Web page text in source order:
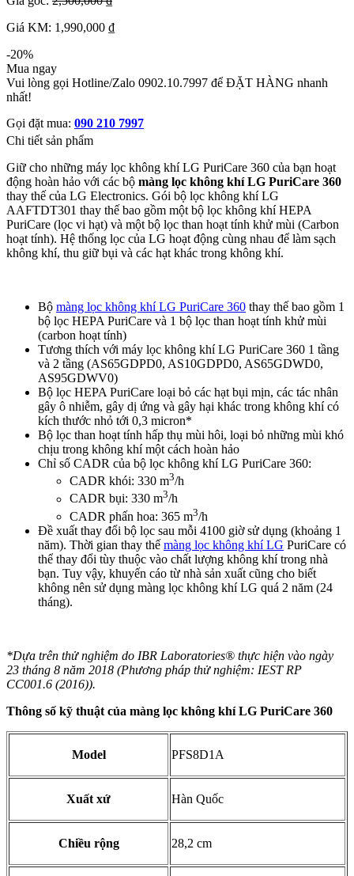
Giá KM: 1,990,000 ₫
-20%
Mua ngay
Vui lòng gọi Hotline/Zalo 0902.10.7997 để ĐẶT HÀNG nhanh
nhất!
Gọi đặt mua: 090 210 7997
Chi tiết sản phẩm
Giữ cho những máy lọc không khí LG PuriCare 360 ​​của bạn hoạt
động hoàn hảo với các bộ màng lọc không khí LG PuriCare 360
thay thế của LG Electronics. Gói bộ lọc không khí LG
AAFTDT301 thay thế bao gồm một bộ lọc không khí HEPA
PuriCare (lọc vi hạt) và một bộ lọc than hoạt tính khử mùi (Carbon
hoạt tính). Hệ thống lọc của LG hoạt động cùng nhau để làm sạch
không khí, thu giữ bụi và các hạt khác trong không khí.
Bộ màng lọc không khí LG PuriCare 360 thay thế bao gồm 1
bộ lọc HEPA PuriCare và 1 bộ lọc than hoạt tính khử mùi
(carbon hoạt tính)
Tương thích với máy lọc không khí LG PuriCare 360 1 tầng
và 2 tầng (AS65GDPD0, AS10GDPD0, AS65GDWD0,
AS95GDWV0)
Bộ lọc HEPA PuriCare loại bỏ các hạt bụi mịn, các tác nhân
gây ô nhiễm, gây dị ứng và gây hại khác trong không khí có
kích thước nhỏ tới 0,3 micron*
Bộ lọc than hoạt tính hấp thụ mùi hôi, loại bỏ những mùi khó
chịu trong không khí một cách hoàn hảo
Chỉ số CADR của bộ lọc không khí LG PuriCare 360:
CADR khói: 330 m3/h
CADR bụi: 330 m3/h
CADR phấn hoa: 365 m3/h
Đề xuất thay đổi bộ lọc sau mỗi 4100 giờ sử dụng (khoảng 1
năm). Thời gian thay thế màng lọc không khí LG PuriCare có
thể thay đổi tùy thuộc vào chất lượng không khí trong nhà
bạn. Tuy vậy, khuyến cáo từ nhà sản xuất cũng cho biết
không nên sử dụng màng lọc không khí LG quá 2 năm (24
tháng).
*Dựa trên thử nghiệm do IBR Laboratories® thực hiện vào ngày
23 tháng 8 năm 2018 (Phương pháp thử nghiệm: IEST RP
CC001.6 (2016)).
Thông số kỹ thuật của màng lọc không khí LG PuriCare 360
Model PFS8D1A
Xuất xứ Hàn Quốc
Chiều rộng 28,2 cm